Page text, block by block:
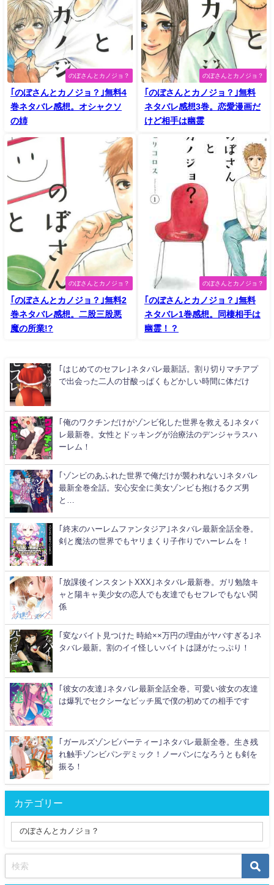
のぼさんとカノジョ？
｢のぼさんとカノジョ？｣無料4
巻ネタバレ感想。オシャクソ
の姉
のぼさんとカノジョ？
｢のぼさんとカノジョ？｣無料
ネタバレ感想3巻。恋愛漫画だ
けど相手は幽霊
のぼさんとカノジョ？
｢のぼさんとカノジョ？｣無料2
巻ネタバレ感想。二股三股悪
魔の所業!?
のぼさんとカノジョ？
｢のぼさんとカノジョ？｣無料
ネタバレ1巻感想。同棲相手は
幽霊！？
｢はじめてのセフレ｣ネタバレ最新話。割り切りマチアプ
で出会った二人の甘酸っぱくもどかしい時間に体だけ
｢俺のワクチンだけがゾンビ化した世界を救える｣ネタバ
レ最新巻。女性とドッキングが治療法のデンジャラスハ
ーレム！
｢ゾンビのあふれた世界で俺だけが襲われない｣ネタバレ
最新全巻全話。安心安全に美女ゾンビも抱けるクズ男
と…
｢終末のハーレムファンタジア｣ネタバレ最新全話全巻。
剣と魔法の世界でもヤリまくり子作りでハーレムを！
｢放課後インスタントXXX｣ネタバレ最新巻。ガリ勉陰キ
ャと陽キャ美少女の恋人でも友達でもセフレでもない関
係
｢変なバイト見つけた 時給××万円の理由がヤバすぎる｣ネ
タバレ最新。割のイイ怪しいバイトは謎がたっぷり！
｢彼女の友達｣ネタバレ最新全話全巻。可愛い彼女の友達
は爆乳でセクシーなビッチ風で僕の初めての相手です
｢ガールズゾンビパーティー｣ネタバレ最新全巻。生き残
れ触手ゾンビパンデミック！ノーパンになろうとも剣を
振る！
カテゴリー